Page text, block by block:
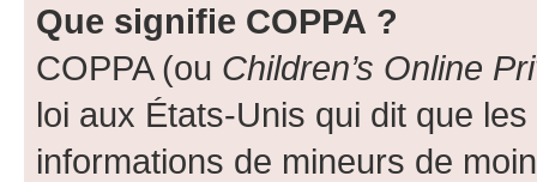
Que signifie COPPA ?
COPPA (ou Children’s Online
loi aux États-Unis qui dit que
informations de mineurs de